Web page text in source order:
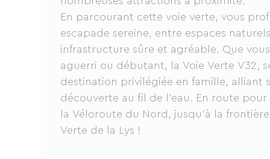
En parcourant cette voie verte, vous
escapade sereine, entre espaces
infrastructure sûre et agréable. Que
aguerri ou débutant, la Voie Verte V32,
destination privilégiée en famille, alliant
découverte au fil de l’eau. En route
la Véloroute du Nord, jusqu'à la
Verte de la Lys !